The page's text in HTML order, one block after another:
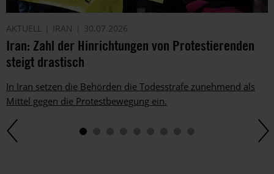
AKTUELL IRAN 30.07.2026
Iran: Zahl der Hinrichtungen von Protestierenden
steigt drastisch
In Iran setzen die Behörden die Todesstrafe zunehmend als
Mittel gegen die Protestbewegung ein.